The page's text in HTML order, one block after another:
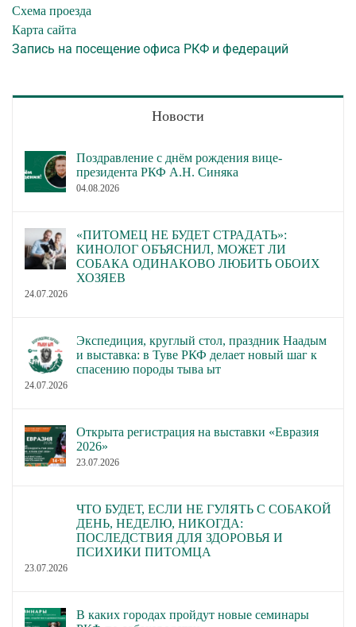
Схема проезда
Карта сайта
Запись на посещение офиса РКФ и федераций
Новости
Поздравление с днём рождения вице-
президента РКФ А.Н. Синяка
04.08.2026
«ПИТОМЕЦ НЕ БУДЕТ СТРАДАТЬ»:
КИНОЛОГ ОБЪЯСНИЛ, МОЖЕТ ЛИ
СОБАКА ОДИНАКОВО ЛЮБИТЬ ОБОИХ
ХОЗЯЕВ
24.07.2026
Экспедиция, круглый стол, праздник Наадым
и выставка: в Туве РКФ делает новый шаг к
спасению породы тыва ыт
24.07.2026
Открыта регистрация на выставки «Евразия
2026»
23.07.2026
ЧТО БУДЕТ, ЕСЛИ НЕ ГУЛЯТЬ С СОБАКОЙ
ДЕНЬ, НЕДЕЛЮ, НИКОГДА:
ПОСЛЕДСТВИЯ ДЛЯ ЗДОРОВЬЯ И
ПСИХИКИ ПИТОМЦА
23.07.2026
В каких городах пройдут новые семинары